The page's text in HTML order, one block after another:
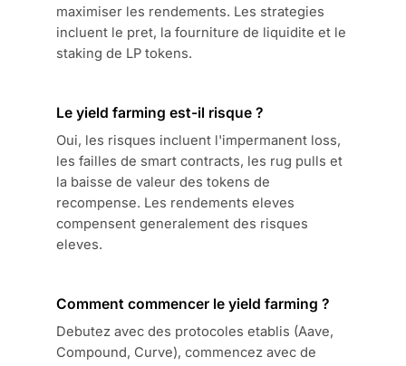
maximiser les rendements. Les strategies
incluent le pret, la fourniture de liquidite et le
staking de LP tokens.
Le yield farming est-il risque ?
Oui, les risques incluent l'impermanent loss,
les failles de smart contracts, les rug pulls et
la baisse de valeur des tokens de
recompense. Les rendements eleves
compensent generalement des risques
eleves.
Comment commencer le yield farming ?
Debutez avec des protocoles etablis (Aave,
Compound, Curve), commencez avec de